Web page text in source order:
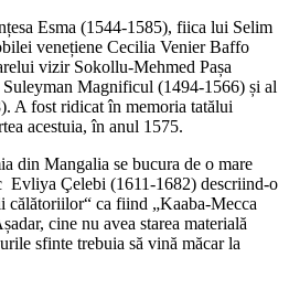
Esma (1544-1585), fiica lui Selim
venețiene Cecilia Venier Baffo
vizir Sokollu-Mehmed Pașa
Magnificul (1494-1566) și al
A fost ridicat în memoria tatălui
acestuia, în anul 1575.
din Mangalia se bucura de o mare
Evliya Çelebi (1611-1682) descriind-o
călătoriilor“ ca fiind „Kaaba-Mecca
cine nu avea starea materială
sfinte trebuia să vină măcar la